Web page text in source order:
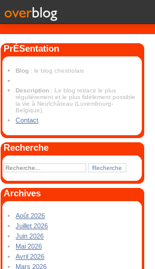
PrÉSentation
Blog : le blog chestrolais
Description : Le blog retrace le plus
régulièrement et le plus fidèlement possible
la vie à Neufchâteau (Luxembourg-
Belgique).
Contact
Recherche
Archives
Août 2026
Juillet 2026
Juin 2026
Mai 2026
Avril 2026
Mars 2026